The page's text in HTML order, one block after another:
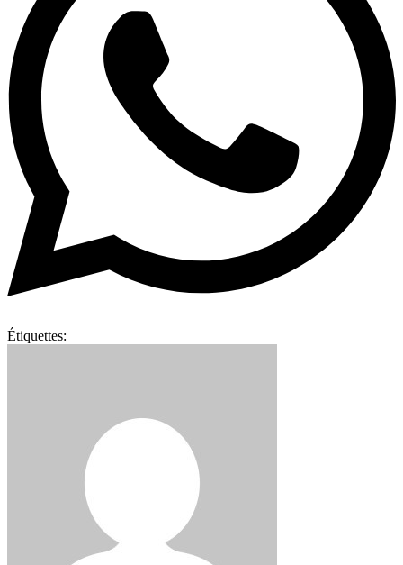
Étiquettes: